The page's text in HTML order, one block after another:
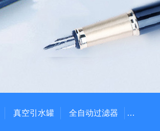
真空引水罐 全自动过滤器 全自动